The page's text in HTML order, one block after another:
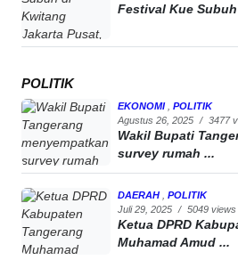
Festival Kue
POLITIK
EKONOMI
POLITIK
Agustus 26, 2025 / 3477
Wakil Bupati
survey rumah ...
DAERAH
POLITIK
Juli 29, 2025 / 5049 views
Ketua DPRD
Muhamad Amud ...